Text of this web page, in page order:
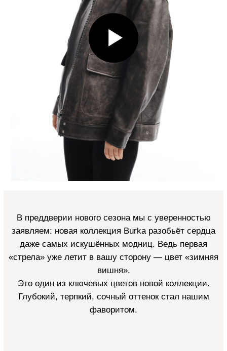
В преддверии нового сезона мы с уверенностью
заявляем: новая коллекция Burka разобьёт сердца
даже самых искушённых модниц.Ведь первая
Это один из ключевых цветов новой коллекции.
Глубокий, терпкий, сочный оттенок стал нашим
фаворитом.